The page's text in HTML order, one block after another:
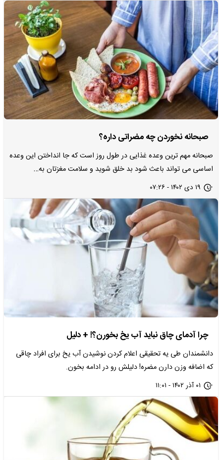
صبحانه نخوردن چه مضراتی داره؟
صبحانه مهم ترین وعده غذایی در طول روز است که جا انداختن این وعده
اساسی می تواند باعث شود بد خلق شوید و سلامت مغزتان به…
۱۹ دی ۱۴۰۲ - ۰۷:۲۶
چرا آدمای چاق نباید آب یخ بخورن؟! + دلیل
دانشمندان طی یه تحقیقی اعلام کردن نوشیدن آب یخ برای افراد چاقی
که اضافه وزن دارن مضره! دلیلش رو در ادامه بخون.
۰۱ آذر ۱۴۰۲ - ۱۱:۰۱